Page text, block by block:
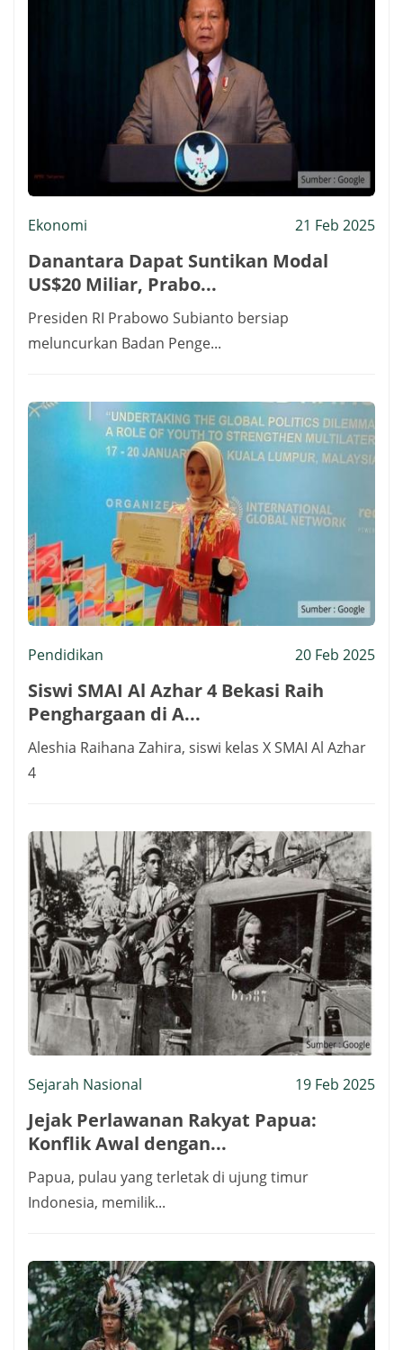
Ekonomi 21 Feb 2025
Danantara Dapat Suntikan Modal
US$20 Miliar, Prabo...
Presiden RI Prabowo Subianto bersiap
meluncurkan Badan Penge...
Pendidikan 20 Feb 2025
Siswi SMAI Al Azhar 4 Bekasi Raih
Penghargaan di A...
Aleshia Raihana Zahira, siswi kelas X SMAI Al Azhar
4
Sejarah Nasional 19 Feb 2025
Jejak Perlawanan Rakyat Papua:
Konflik Awal dengan...
Papua, pulau yang terletak di ujung timur
Indonesia, memilik...